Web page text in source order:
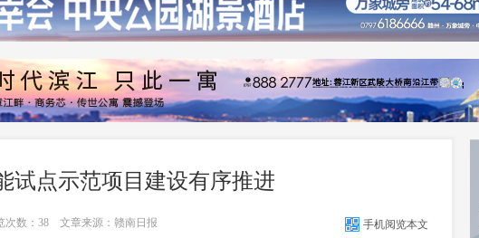
试点示范项目建设有序推进
数： 38文章来源：赣南日报 手机阅览本文